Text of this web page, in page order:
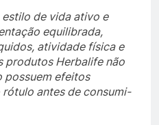
de vida ativo e
equilibrada,
atividade física e
produtos Herbalife não
possuem efeitos
antes de consumi-